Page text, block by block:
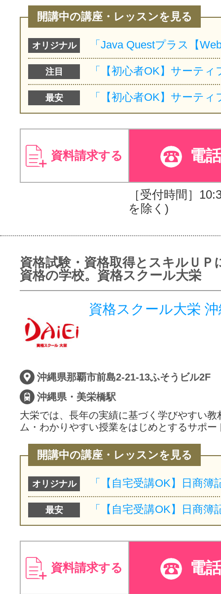
開講中の講座・レッスンを見る
オリジナル
注目
最安
資料請求する 電
［受付時間］
を除く)
資格試験・資格取得とスキルＵＰ
資格の学校。資格スクール大栄
資格スクール大栄
沖縄県那覇市前島2-21-13ふそうビル2F
沖縄県・美栄橋駅
大栄では、長年の実績に基づく学びやすい教
ム・わかりやすい授業をはじめとするサポ
開講中の講座・レッスンを見る
オリジナル
最安
資料請求する 電